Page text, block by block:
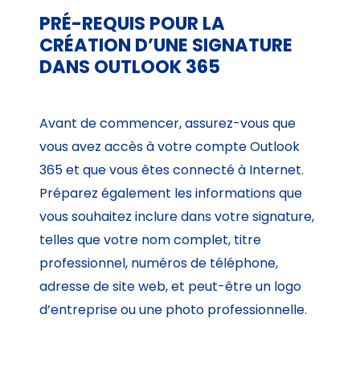
PRÉ-REQUIS POUR LA
CRÉATION D’UNE SIGNATURE
DANS OUTLOOK 365
Avant de commencer, assurez-vous que
vous avez accès à votre compte Outlook
365 et que vous êtes connecté à Internet.
Préparez également les informations que
vous souhaitez inclure dans votre signature,
telles que votre nom complet, titre
professionnel, numéros de téléphone,
adresse de site web, et peut-être un logo
d’entreprise ou une photo professionnelle.